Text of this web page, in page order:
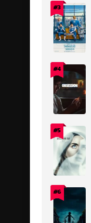
#3
#4
#5
#6